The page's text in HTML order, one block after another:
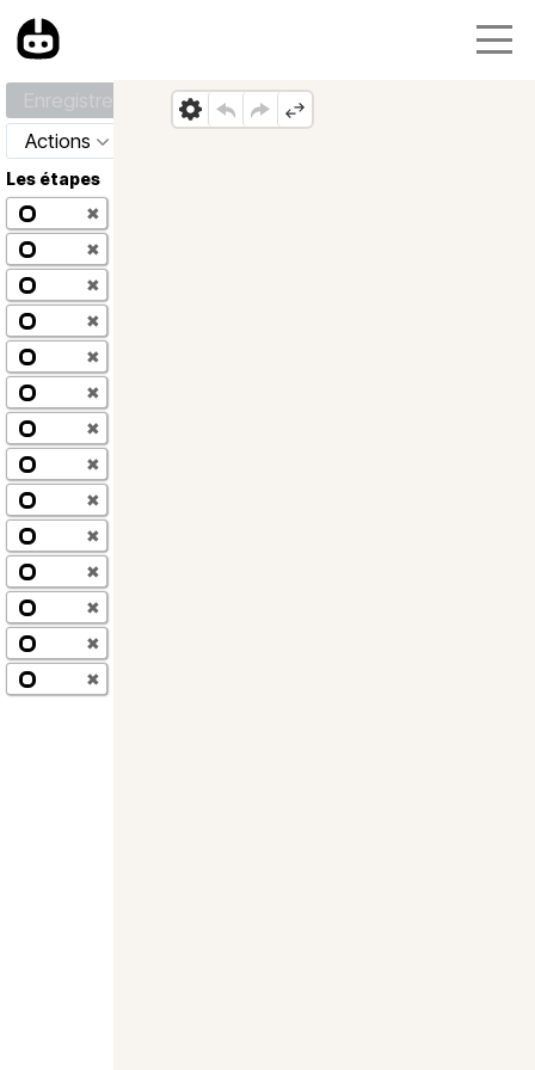
Actions
Les étapes
✖
✖
✖
✖
✖
✖
✖
✖
✖
✖
✖
✖
✖
✖